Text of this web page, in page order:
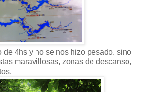
de 4hs y no se nos hizo pesado, sino
maravillosas, zonas de descanso,